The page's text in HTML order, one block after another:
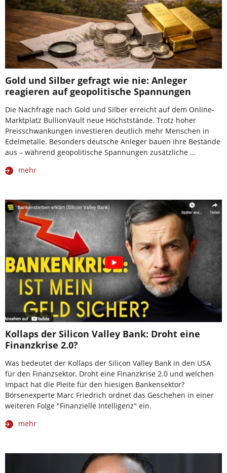
Gold und Silber gefragt wie nie: Anleger
reagieren auf geopolitische Spannungen
Die Nachfrage nach Gold und Silber erreicht auf dem Online-
Marktplatz BullionVault neue Höchststände. Trotz hoher
Preisschwankungen investieren deutlich mehr Menschen in
Edelmetalle. Besonders deutsche Anleger bauen ihre Bestände
aus – während geopolitische Spannungen zusätzliche …
mehr
Kollaps der Silicon Valley Bank: Droht eine
Finanzkrise 2.0?
Was bedeutet der Kollaps der Silicon Valley Bank in den USA
für den Finanzsektor, Droht eine Finanzkrise 2.0 und welchen
Impact hat die Pleite für den hiesigen Bankensektor?
Börsenexperte Marc Friedrich ordnet das Geschehen in einer
weiteren Folge "Finanzielle Intelligenz" ein.
mehr